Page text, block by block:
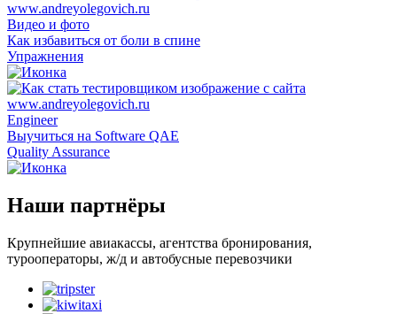
Видео и фото
Как избавиться от боли в спине
Упражнения
Engineer
Выучиться на Software QAE
Quality Assurance
Наши партнёры
Крупнейшие авиакассы, агентства бронирования,
турооператоры, ж/д и автобусные перевозчики